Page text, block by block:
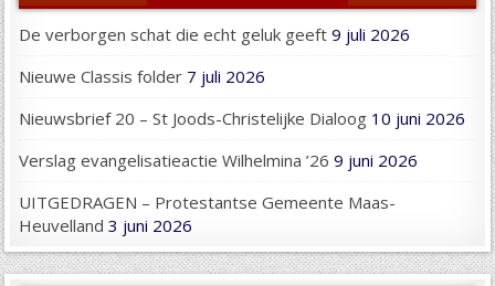
De verborgen schat die echt geluk geeft 9 juli 2026
Nieuwe Classis folder 7 juli 2026
Nieuwsbrief 20 – St Joods-Christelijke Dialoog 10 juni 2026
Verslag evangelisatieactie Wilhelmina ’26 9 juni 2026
UITGEDRAGEN – Protestantse Gemeente Maas-
Heuvelland 3 juni 2026